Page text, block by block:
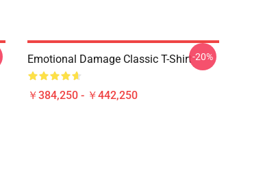
Emotional Damage Classic T-Shirt
￥384,250 - ￥442,250
-20%